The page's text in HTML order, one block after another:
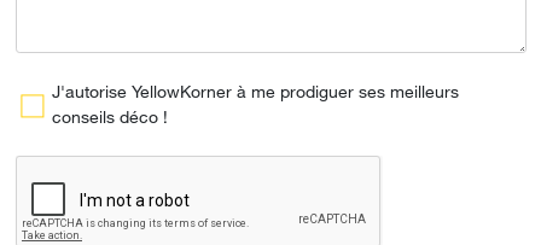
J'autorise YellowKorner à me prodiguer ses meilleurs
conseils déco !